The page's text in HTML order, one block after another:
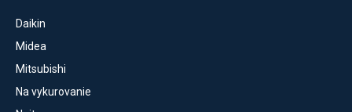
Daikin
Midea
Mitsubishi
Na vykurovanie